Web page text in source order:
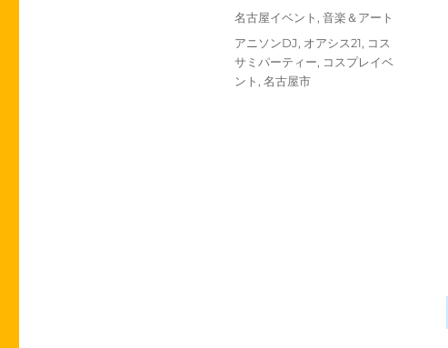
投
日:
カ
テ
ゴ
リ
名古屋イベント, 音楽＆アート
タ
グ
アニソンDJ, オアシス21, コス
サミパーティー, コスプレイベ
ント, 名古屋市